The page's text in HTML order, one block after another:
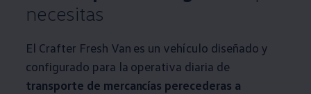
necesitas
El Crafter Fresh Van es un vehículo diseñado y
configurado para la operativa diaria de
transporte de mercancías perecederas a